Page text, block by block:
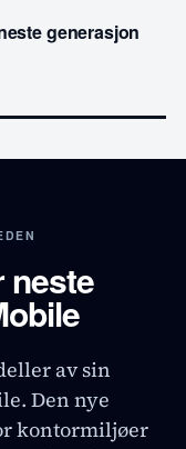
generasjon
neste
av sin
Den nye
kontormiljøer